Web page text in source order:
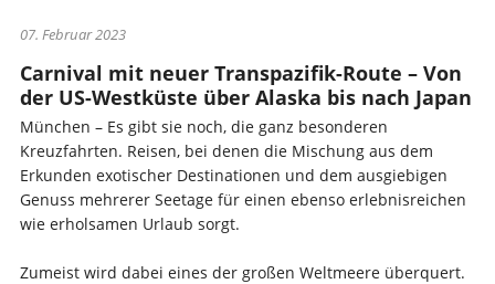
07. Februar 2023
Carnival mit neuer Transpazifik-Route – Von
der US-Westküste über Alaska bis nach Japan
München – Es gibt sie noch, die ganz besonderen
Kreuzfahrten. Reisen, bei denen die Mischung aus dem
Erkunden exotischer Destinationen und dem ausgiebigen
Genuss mehrerer Seetage für einen ebenso erlebnisreichen
wie erholsamen Urlaub sorgt.
Zumeist wird dabei eines der großen Weltmeere überquert.